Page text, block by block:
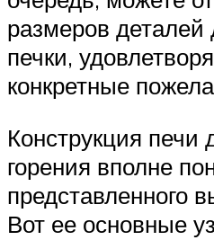
размеров деталей
печки,
конкретные
Конструкция печи
горения вполне
представленного
Вот ее основные